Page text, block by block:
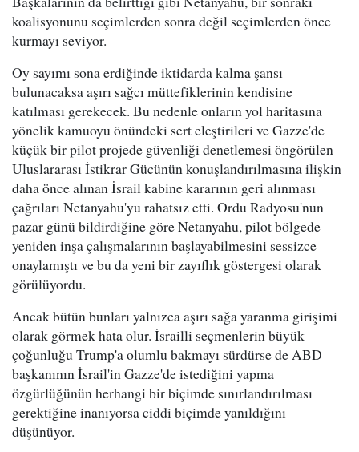
koalisyonunu seçimlerden sonra değil seçimlerden önce
kurmayı seviyor.
Oy sayımı sona erdiğinde iktidarda kalma şansı
bulunacaksa aşırı sağcı müttefiklerinin kendisine
katılması gerekecek. Bu nedenle onların yol haritasına
yönelik kamuoyu önündeki sert eleştirileri ve Gazze'de
küçük bir pilot projede güvenliği denetlemesi öngörülen
Uluslararası İstikrar Gücünün konuşlandırılmasına ilişkin
daha önce alınan İsrail kabine kararının geri alınması
çağrıları Netanyahu'yu rahatsız etti. Ordu Radyosu'nun
pazar günü bildirdiğine göre Netanyahu, pilot bölgede
yeniden inşa çalışmalarının başlayabilmesini sessizce
onaylamıştı ve bu da yeni bir zayıflık göstergesi olarak
görülüyordu.
Ancak bütün bunları yalnızca aşırı sağa yaranma girişimi
olarak görmek hata olur. İsrailli seçmenlerin büyük
çoğunluğu Trump'a olumlu bakmayı sürdürse de ABD
başkanının İsrail'in Gazze'de istediğini yapma
özgürlüğünün herhangi bir biçimde sınırlandırılması
gerektiğine inanıyorsa ciddi biçimde yanıldığını
düşünüyor.